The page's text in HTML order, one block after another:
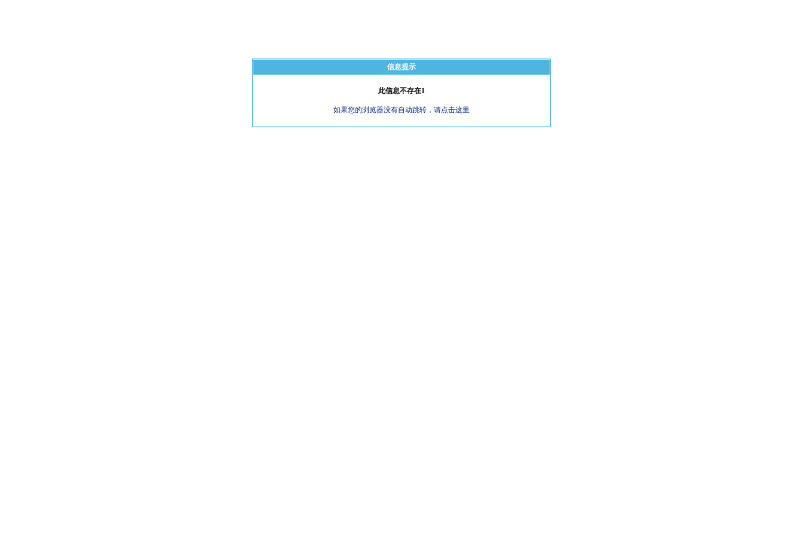
信息提示
此信息不存在1
如果您的浏览器没有自动跳转，请点击这里